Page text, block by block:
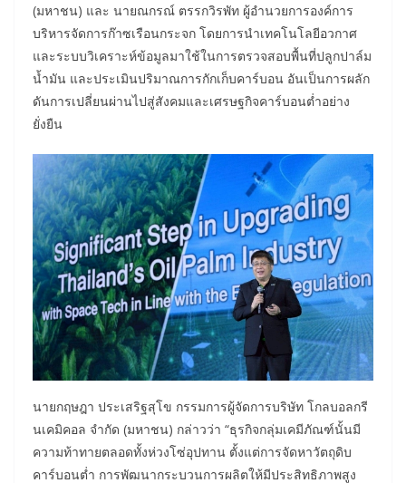
(มหาชน) และ นายณกรณ์ ตรรกวิรพัท ผู้อำนวยการองค์การ
บริหารจัดการก๊าซเรือนกระจก โดยการนำเทคโนโลยีอวกาศ
และระบบวิเคราะห์ข้อมูลมาใช้ในการตรวจสอบพื้นที่ปลูกปาล์ม
น้ำมัน และประเมินปริมาณการกักเก็บคาร์บอน อันเป็นการผลัก
ดันการเปลี่ยนผ่านไปสู่สังคมและเศรษฐกิจคาร์บอนต่ำอย่าง
ยั่งยืน
นายกฤษฎา ประเสริฐสุโข กรรมการผู้จัดการบริษัท โกลบอลกรี
นเคมิคอล จำกัด (มหาชน) กล่าวว่า “ธุรกิจกลุ่มเคมีภัณฑ์นั้นมี
ความท้าทายตลอดทั้งห่วงโซ่อุปทาน ตั้งแต่การจัดหาวัตถุดิบ
คาร์บอนต่ำ การพัฒนากระบวนการผลิตให้มีประสิทธิภาพสูง